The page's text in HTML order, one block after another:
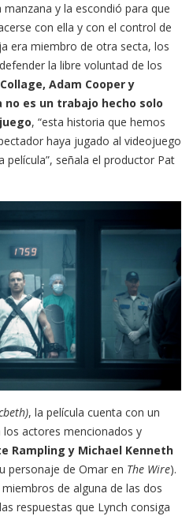
manzana y la escondió para que
con ella y con el control de
era miembro de otra secta, los
la libre voluntad de los
Adam Cooper y
no es un trabajo hecho solo
, “esta historia que hemos
haya jugado al videojuego
señala el productor Pat
, la película cuenta con un
actores mencionados y
Rampling y Michael Kenneth
personaje de Omar en The Wire).
de alguna de las dos
respuestas que Lynch consiga